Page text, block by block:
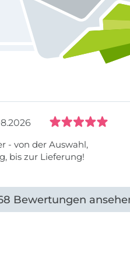
- von der Auswahl,
bis zur Lieferung!
Bewertungen